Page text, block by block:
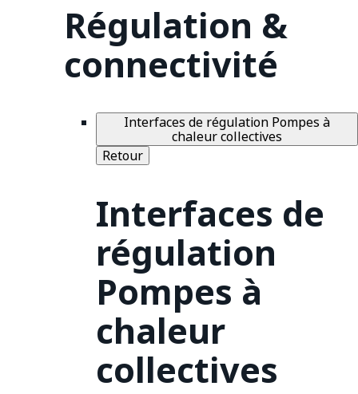
Régulation &
connectivité
Interfaces de régulation Pompes à
chaleur collectives
Retour
Interfaces de
régulation
Pompes à
chaleur
collectives